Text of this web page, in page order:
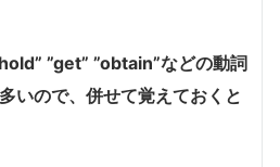
”get” ”obtain”などの動詞
いので、併せて覚えておくと